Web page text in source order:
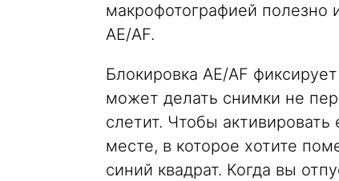
макрофотографией полезно
AE/AF.
Блокировка AE/AF
может делать снимки не
слетит. Чтобы
месте, в которое хотите
синий квадрат. Когда вы